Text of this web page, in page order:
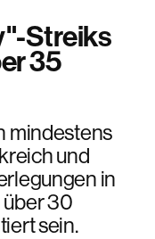
Streiks
35
mindestens
und
in
über 30
sein.